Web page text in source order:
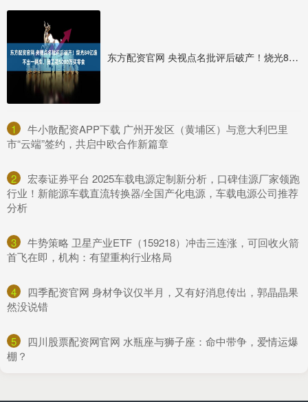
东方配资官网 央视点名批评后破产！烧光84亿造不出一辆车，员工花5000万买零食
1
​牛小散配资APP下载 广州开发区（黄埔区）与意大利巴里
市“云端”签约，共启中欧合作新篇章
2
​宏泰证券平台 2025车载电源定制新分析，口碑佳源厂家领跑
行业！新能源车载直流转换器/全国产化电源，车载电源公司推荐
分析
3
​牛势策略 卫星产业ETF（159218）冲击三连涨，可回收火箭
首飞在即，机构：有望重构行业格局
4
​四季配资官网 身材争议仅半月，又有好消息传出，郭晶晶果
然没说错
5
​四川股票配资网官网 水瓶座与狮子座：命中带争，爱情运爆
棚？